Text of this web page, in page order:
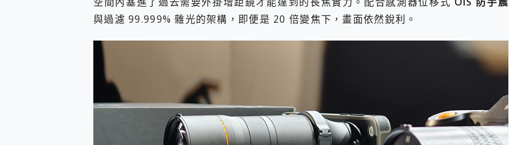
與過濾 99.999% 雜光的架構，即便是 20 倍變焦下，畫面依然銳利。